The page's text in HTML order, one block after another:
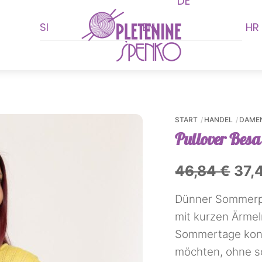
Menu
SI EN HR
START HANDEL
Pullover Besa
46,84€
Dünner
mit kurzen
Sommertage
möchten, ohne